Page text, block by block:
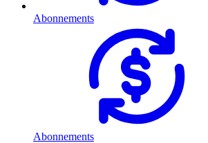
Abonnements
Abonnements